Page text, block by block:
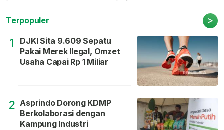
Terpopuler >
1
DJKI Sita 9.609 Sepatu
Pakai Merek Ilegal, Omzet
Usaha Capai Rp 1 Miliar
2 Asprindo Dorong KDMP
Berkolaborasi dengan
Kampung Industri